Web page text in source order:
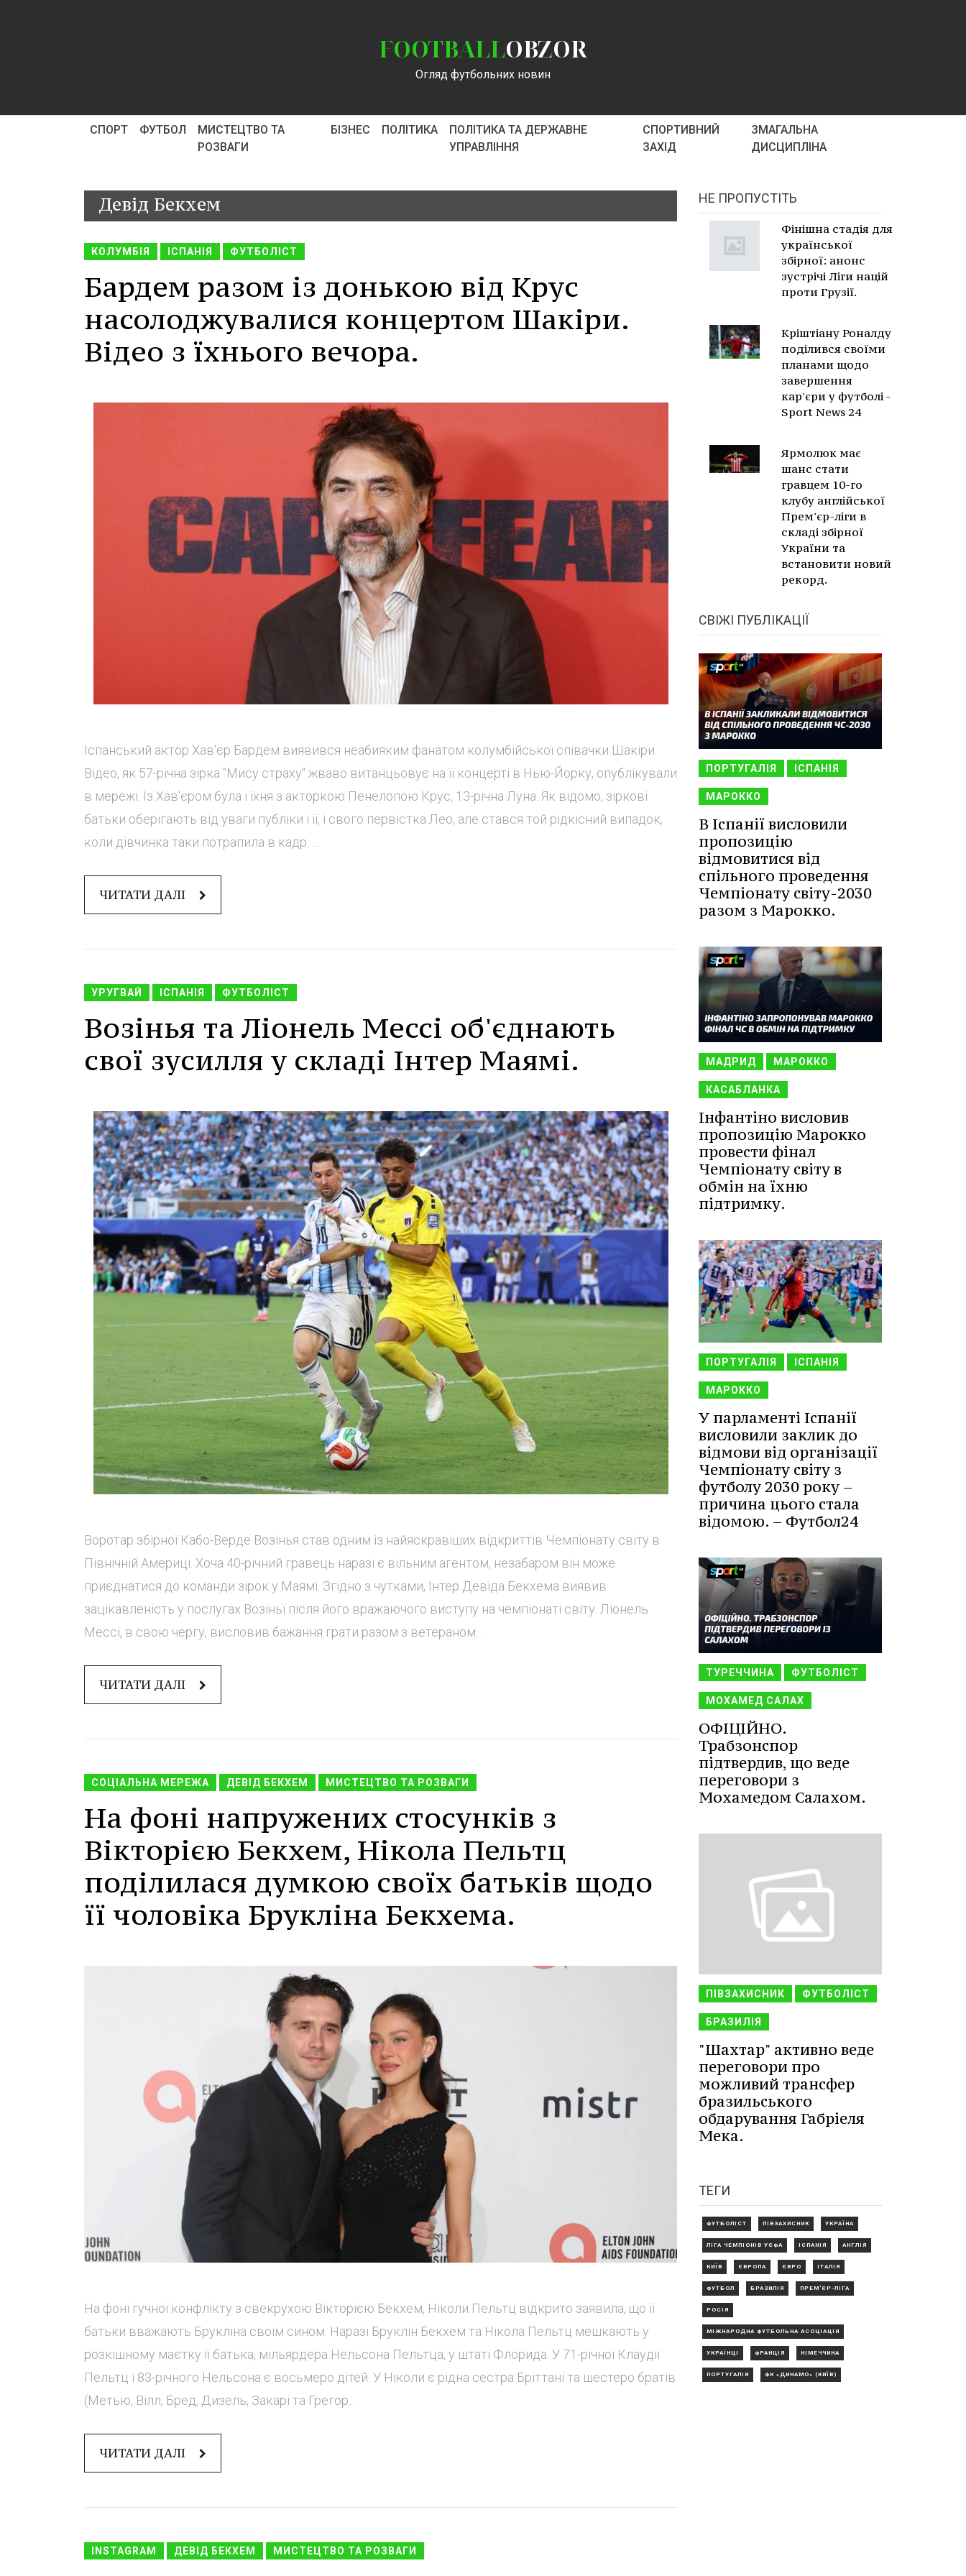
FOOTBALLOBZOR
Огляд футбольних новин
СПОРТ ФУТБОЛ
МИСТЕЦТВО ТА
РОЗВАГИ
БІЗНЕС ПОЛІТИКА
ПОЛІТИКА ТА ДЕРЖАВНЕ
УПРАВЛІННЯ
СПОРТИВНИЙ
ЗАХІД
ЗМАГАЛЬНА
ДИСЦИПЛІНА
Девід Бекхем
КОЛУМБІЯ ІСПАНІЯ ФУТБОЛІСТ
Бардем разом із донькою від Крус
насолоджувалися концертом Шакіри.
Відео з їхнього вечора.
Іспанський актор Хав'єр Бардем виявився неабияким фанатом колумбійської співачки Шакіри.
Відео, як 57-річна зірка "Мису страху" жваво витанцьовує на її концерті в Нью-Йорку, опублікували
в мережі. Із Хав'єром була і їхня з акторкою Пенелопою Крус, 13-річна Луна. Як відомо, зіркові
батьки оберігають від уваги публіки і її, і свого первістка Лео, але стався той рідкісний випадок,
коли дівчинка таки потрапила в кадр. ...
ЧИТАТИ ДАЛІ
УРУГВАЙ ІСПАНІЯ ФУТБОЛІСТ
Возінья та Ліонель Мессі об'єднають
свої зусилля у складі Інтер Маямі.
Воротар збірної Кабо-Верде Возінья став одним із найяскравіших відкриттів Чемпіонату світу в
Північній Америці. Хоча 40-річний гравець наразі є вільним агентом, незабаром він може
приєднатися до команди зірок у Маямі. Згідно з чутками, Інтер Девіда Бекхема виявив
зацікавленість у послугах Возіньї після його вражаючого виступу на чемпіонаті світу. Ліонель
Мессі, в свою чергу, висловив бажання грати разом з ветераном...
ЧИТАТИ ДАЛІ
СОЦІАЛЬНА МЕРЕЖА ДЕВІД БЕКХЕМ МИСТЕЦТВО ТА РОЗВАГИ
На фоні напружених стосунків з
Вікторією Бекхем, Нікола Пельтц
поділилася думкою своїх батьків щодо
її чоловіка Брукліна Бекхема.
На фоні гучної конфлікту з свекрухою Вікторією Бекхем, Ніколи Пельтц відкрито заявила, що її
батьки вважають Брукліна своїм сином. Наразі Бруклін Бекхем та Нікола Пельтц мешкають у
розкішному маєтку її батька, мільярдера Нельсона Пельтца, у штаті Флорида. У 71-річної Клаудії
Пельтц і 83-річного Нельсона є восьмеро дітей. У Ніколи є рідна сестра Бріттані та шестеро братів
(Метью, Вілл, Бред, Дизель, Закарі та Грегор...
ЧИТАТИ ДАЛІ
INSTAGRAM ДЕВІД БЕКХЕМ МИСТЕЦТВО ТА РОЗВАГИ
НЕ ПРОПУСТІТЬ
Фінішна стадія для
української
збірної: анонс
зустрічі Ліги націй
проти Грузії.
Кріштіану Роналду
поділився своїми
планами щодо
завершення
кар'єри у футболі -
Sport News 24
Ярмолюк має
шанс стати
гравцем 10-го
клубу англійської
Прем'єр-ліги в
складі збірної
України та
встановити новий
рекорд.
СВІЖІ ПУБЛІКАЦІЇ
ПОРТУГАЛІЯ ІСПАНІЯ
МАРОККО
В Іспанії висловили
пропозицію
відмовитися від
спільного проведення
Чемпіонату світу-2030
разом з Марокко.
МАДРИД МАРОККО
КАСАБЛАНКА
Інфантіно висловив
пропозицію Марокко
провести фінал
Чемпіонату світу в
обмін на їхню
підтримку.
ПОРТУГАЛІЯ ІСПАНІЯ
МАРОККО
У парламенті Іспанії
висловили заклик до
відмови від організації
Чемпіонату світу з
футболу 2030 року –
причина цього стала
відомою. – Футбол24
ТУРЕЧЧИНА ФУТБОЛІСТ
МОХАМЕД САЛАХ
ОФІЦІЙНО.
Трабзонспор
підтвердив, що веде
переговори з
Мохамедом Салахом.
ПІВЗАХИСНИК ФУТБОЛІСТ
БРАЗИЛІЯ
"Шахтар" активно веде
переговори про
можливий трансфер
бразильського
обдарування Габріеля
Мека.
ТЕГИ
ФУТБОЛІСТ ПІВЗАХИСНИК УКРАЇНА
ЛІГА ЧЕМПІОНІВ УЄФА ІСПАНІЯ АНГЛІЯ
КИЇВ ЄВРОПА ЄВРО ІТАЛІЯ
ФУТБОЛ БРАЗИЛІЯ ПРЕМ'ЄР-ЛІГА
РОСІЯ
МІЖНАРОДНА ФУТБОЛЬНА АСОЦІАЦІЯ
УКРАЇНЦІ ФРАНЦІЯ НІМЕЧЧИНА
ПОРТУГАЛІЯ ФК «ДИНАМО» (КИЇВ)